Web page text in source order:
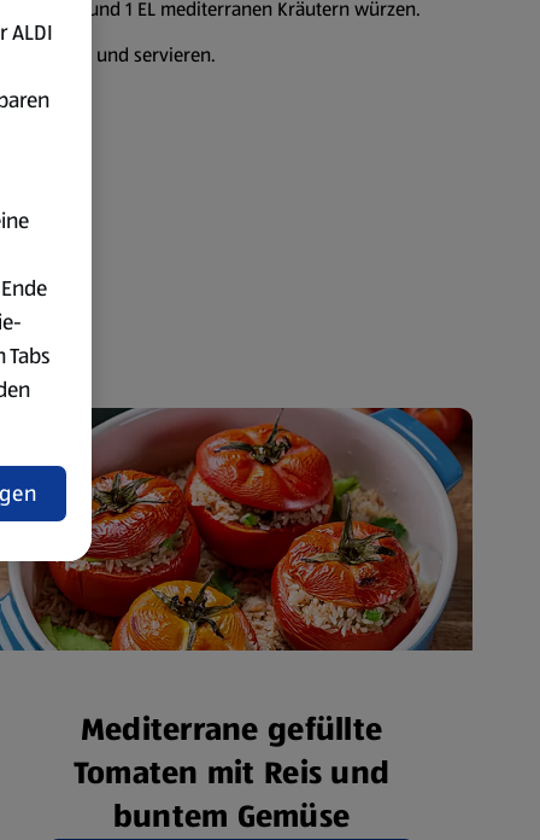
Pfeffer und 1 EL mediterranen Kräutern würzen.
und servieren.
Mediterrane gefüllte
Tomaten mit Reis und
buntem Gemüse
ALDI